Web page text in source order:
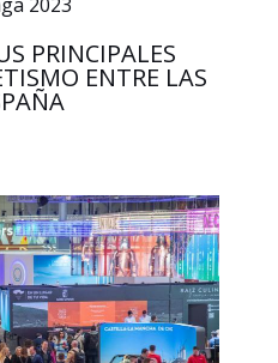
PRINCIPALES
ENTRE LAS